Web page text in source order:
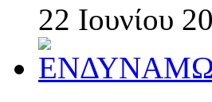
22 Ιουνίου